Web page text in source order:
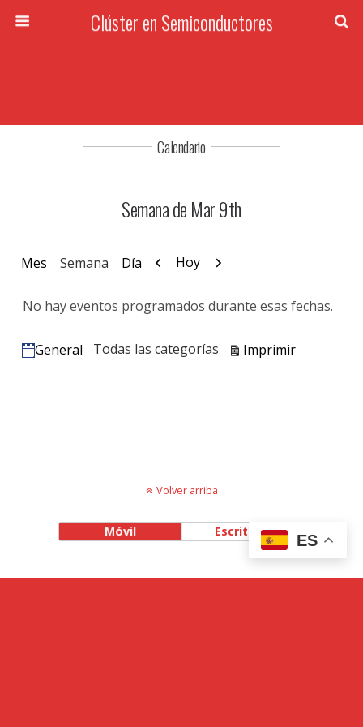
Clúster en Semiconductores
Calendario
Semana de Mar 9th
Mes Semana Día Anterior
Hoy Siguiente
No hay eventos programados durante esas fechas.
Categorías
General Todas las categorías ImprimirVistas
Volver arriba
Móvil Escritorio
ES